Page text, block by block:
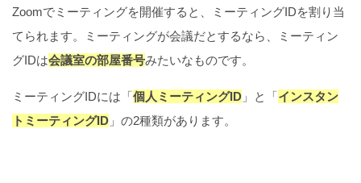
する方法
法（iPhone）
Zoomでミーティングを開催すると、ミーティングIDを割り当
てられます。ミーティングが会議だとするなら、ミーティン
グIDは会議室の部屋番号みたいなものです。
ミーティングIDには「個人ミーティングID 」と「インスタン
トミーティングID 」の2種類があります。